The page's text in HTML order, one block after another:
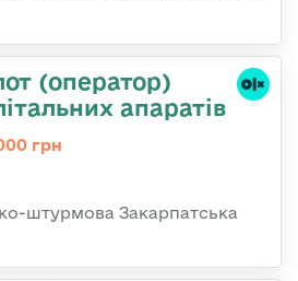
(оператор)
апаратів
грн
штурмова Закарпатська